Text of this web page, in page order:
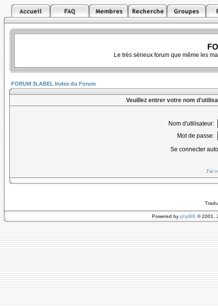
Le très sérieux forum que même les
FORUM 3LABEL Index du Forum
Veuillez entrer votre nom
Nom d'utilisateur:
Mot de passe:
Se connecter
J'ai
Powered by phpBB © 2001,